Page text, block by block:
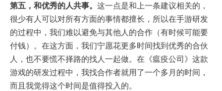
第五，和优秀的人共事。 这一点是和上一条建议相关的，
很少有人可以对所有方面的事情都擅长，所以在手游研发
的过程中，我们难以避免与其他人的合作（有时候可能要
付钱）。在这方面，我们宁愿花更多时间找到优秀的合伙
人，也不要慌不择路的找人一起做。在《瘟疫公司》这款
游戏的研发过程中，我找合作者就用了一个多月的时间，
而且我觉得这个时间是值得投入的。